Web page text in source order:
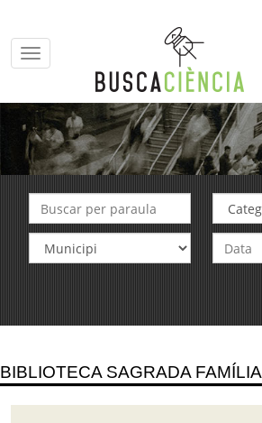
Toggle
navigation
BIBLIOTECA SAGRADA FAMÍLIA